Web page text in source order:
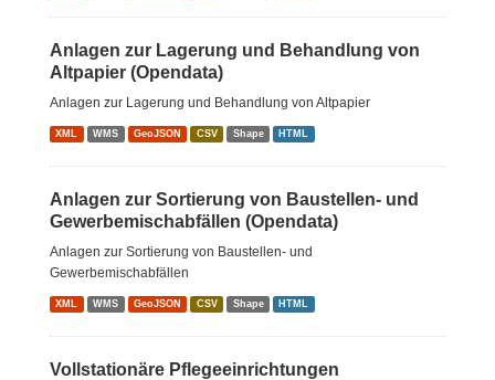
Anlagen zur Lagerung und Behandlung von
Altpapier (Opendata)
Anlagen zur Lagerung und Behandlung von Altpapier
XML WMS GeoJSON CSV Shape HTML
Anlagen zur Sortierung von Baustellen- und
Gewerbemischabfällen (Opendata)
Anlagen zur Sortierung von Baustellen- und
Gewerbemischabfällen
XML WMS GeoJSON CSV Shape HTML
Vollstationäre Pflegeeinrichtungen